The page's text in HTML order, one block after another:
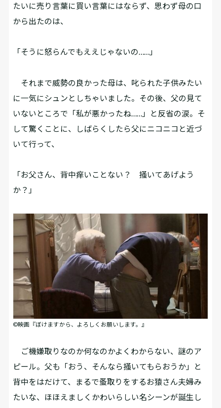
たいに売り言葉に買い言葉にはならず、思わず母の口
から出たのは、
「そうに怒らんでもええじゃないの……」
それまで威勢の良かった母は、叱られた子供みたい
に一気にシュンとしちゃいました。その後、父の見て
いないところで「私が悪かったね……」と反省の涙。そ
して驚くことに、しばらくしたら父にニコニコと近づ
いて行って、
「お父さん、背中痒いことない？ 掻いてあげよう
か？」
©映画『ぼけますから、よろしくお願いします。』
ご機嫌取りなのか何なのかよくわからない、謎のア
ピール。父も「おう、そんなら掻いてもらおうか」と
背中をはだけて、まるで蚤取りをするお猿さん夫婦み
たいな、ほほえましくかわいらしい名シーンが誕生し